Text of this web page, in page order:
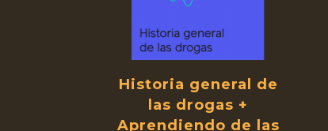
Historia general de
las drogas +
Aprendiendo de las